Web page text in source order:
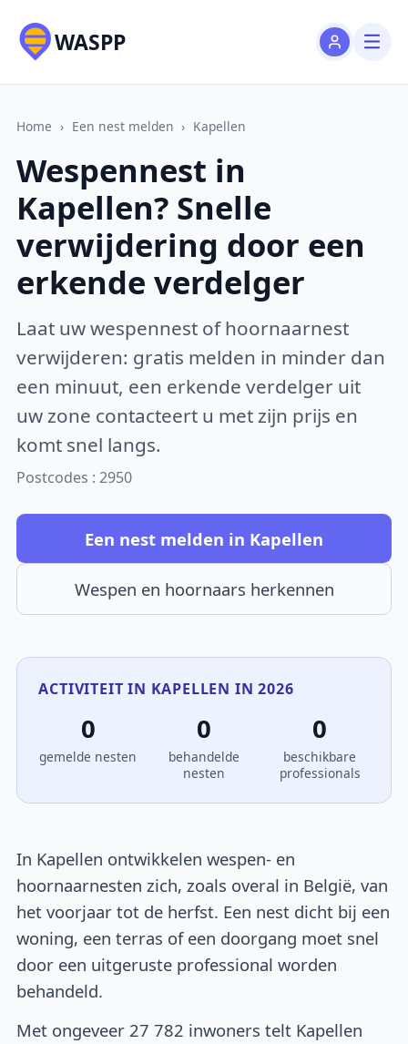
WASPP
Home › Een nest melden › Kapellen
Wespennest in
Kapellen? Snelle
verwijdering door een
erkende verdelger
Laat uw wespennest of hoornaarnest
verwijderen: gratis melden in minder dan
een minuut, een erkende verdelger uit
uw zone contacteert u met zijn prijs en
komt snel langs.
Postcodes : 2950
Een nest melden in Kapellen
Wespen en hoornaars herkennen
ACTIVITEIT IN KAPELLEN IN 2026
0
gemelde nesten
0
behandelde
nesten
0
beschikbare
professionals
In Kapellen ontwikkelen wespen- en
hoornaarnesten zich, zoals overal in België, van
het voorjaar tot de herfst. Een nest dicht bij een
woning, een terras of een doorgang moet snel
door een uitgeruste professional worden
behandeld.
Met ongeveer 27 782 inwoners telt Kapellen